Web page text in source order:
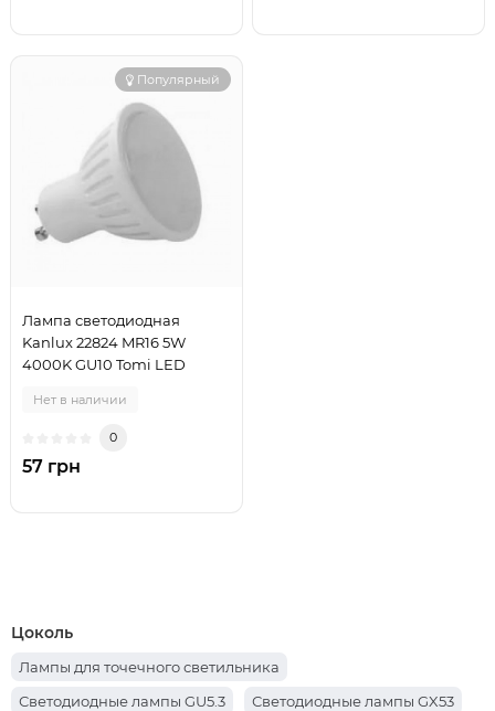
Популярный
Лампа светодиодная
Kanlux 22824 MR16 5W
4000K GU10 Tomi LED
Нет в наличии
0
57 грн
Цоколь
Лампы для точечного светильника
Светодиодные лампы GU5.3
Светодиодные лампы GX53